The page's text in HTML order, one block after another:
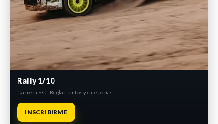
Rally 1/10
Carrera RC · Reglamentos y categorías
INSCRIBIRME